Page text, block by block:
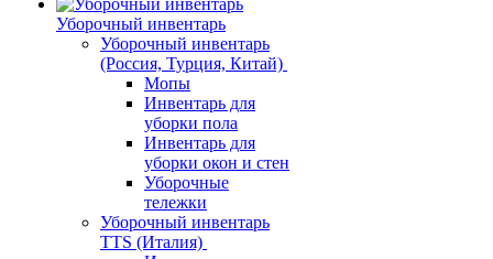
Уборочный инвентарь
Уборочный инвентарь
(Россия, Турция, Китай)
Мопы
Инвентарь для
уборки пола
Инвентарь для
уборки окон и стен
Уборочные
тележки
Уборочный инвентарь
TTS (Италия)